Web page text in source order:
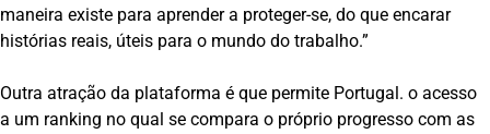
maneira existe para aprender a proteger-se, do que encarar
histórias reais, úteis para o mundo do trabalho.”
Outra atração da plataforma é que permite Portugal. o acesso
a um ranking no qual se compara o próprio progresso com as